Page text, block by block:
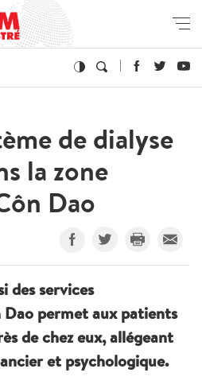
de dialyse
la zone
Dao
des services
Dao permet aux patients
de chez eux, allégeant
et psychologique.